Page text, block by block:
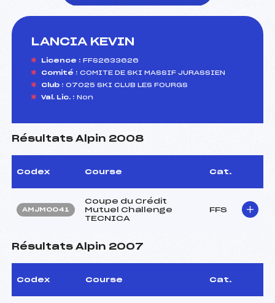
LANCIA KEVIN
Licence : FFS2633626
Comité : COMITE DE SKI MASSIF JURASSIEN
Club : 07025 SKI CLUB LES FOURGS
Val. Lic. : Non
Résultats Alpin 2008
Codex Course Cat.
AMJM0041
Coupe du Crédit
Mutuel Challenge
TECNICA
FFS
Résultats Alpin 2007
Codex Course Cat.